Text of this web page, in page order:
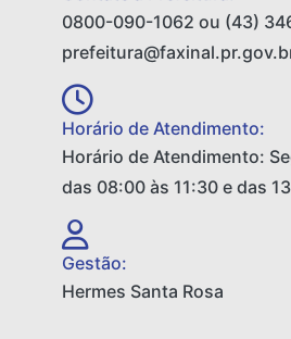
0800-090-1062 ou (43)
Horário de Atendimento:
Horário de Atendimento:
das 08:00 às 11:30 e das
Gestão:
Hermes Santa Rosa